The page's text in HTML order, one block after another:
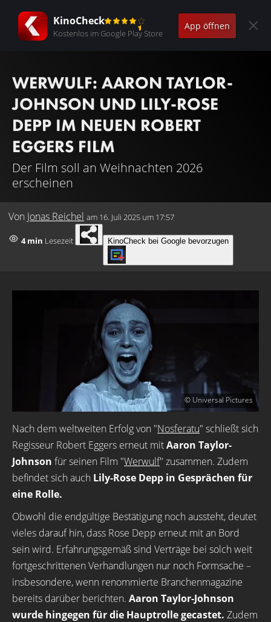
KinoCheck
Kostenlos im Google Play Store
App öffnen
WERWULF: AARON TAYLOR-
JOHNSON UND LILY-ROSE
DEPP IM NEUEN ROBERT
EGGERS FILM
Der Film soll an Weihnachten 2026
erscheinen
Von Jonas Reichel am 16. Juli 2025 um 17:57
4 min Lesezeit KinoCheck bei Google bevorzugen
© Universal Pictures
Nach dem weltweiten Erfolg von "Nosferatu" schließt sich
Regisseur Robert Eggers erneut mitAaron Taylor-
Johnson für seinen Film "Werwulf" zusammen. Zudem
befindet sich auch Lily-Rose Depp in Gesprächen für
eine Rolle.
Obwohl die endgültige Bestätigung noch aussteht, deutet
vieles darauf hin, dass Rose Depp erneut mit an Bord
sein wird. Erfahrungsgemäß sind Verträge bei solch weit
fortgeschrittenen Verhandlungen nur noch Formsache –
insbesondere, wenn renommierte Branchenmagazine
bereits darüber berichten. Aaron Taylor-Johnson
wurde hingegen für die Hauptrolle gecastet. Zudem